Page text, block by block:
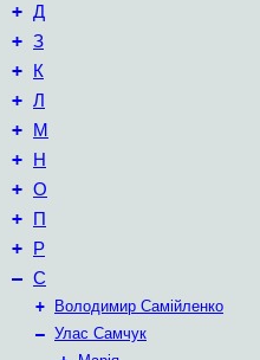
+ Д
+ З
+ К
+ Л
+ М
+ Н
+ О
+ П
+ Р
– С
+
Володимир Самійленко
– Улас Самчук